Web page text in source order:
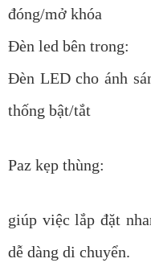
đóng/mở khóa
Đèn led bên trong:
Đèn LED cho ánh
thống bật/tắt
Paz kẹp thùng:
giúp việc lắp đặt
dễ dàng di chuyển.